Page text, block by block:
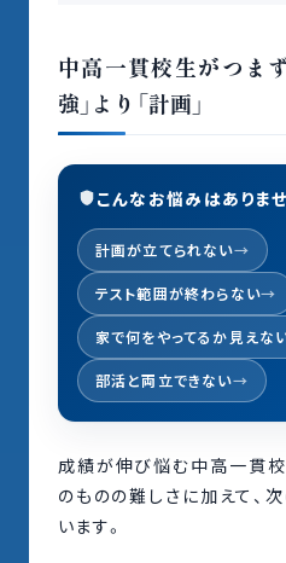
中高一貫校生がつま
強」より「計画」
こんなお悩みはありま
計画が立てられない
テスト範囲が終わらない
家で何をやってるか見えな
部活と両立できない
成績が伸び悩む中高一貫
のものの難しさに加えて、
います。